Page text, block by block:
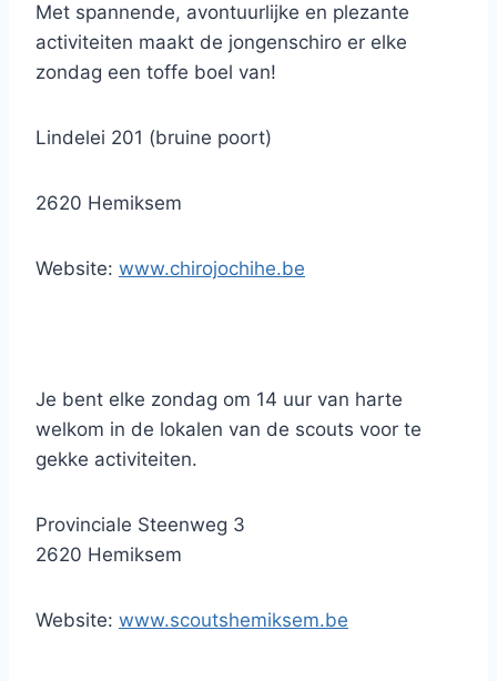
Met spannende, avontuurlijke en plezante
activiteiten maakt de jongenschiro er elke
zondag een toffe boel van!
Lindelei 201 (bruine poort)
2620 Hemiksem
Website: www.chirojochihe.be
Je bent elke zondag om 14 uur van harte
welkom in de lokalen van de scouts voor te
gekke activiteiten.
Provinciale Steenweg 3
2620 Hemiksem
Website: www.scoutshemiksem.be